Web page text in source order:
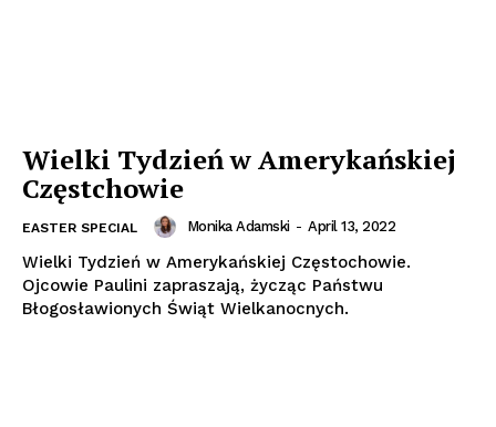
Wielki Tydzień w Amerykańskiej
Częstchowie
EASTER SPECIAL Monika Adamski - April 13, 2022
Wielki Tydzień w Amerykańskiej Częstochowie.
Ojcowie Paulini zapraszają, życząc Państwu